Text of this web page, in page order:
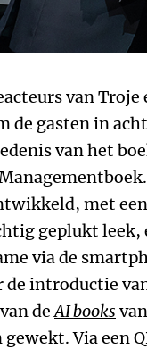
van Troje
de gasten in
van het
met
geplukt leek,
via de
de introductie
deAI books
Via een